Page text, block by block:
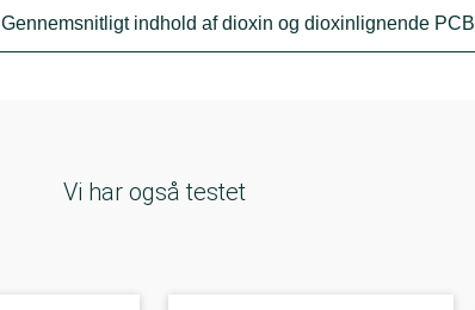
Gennemsnitligt indhold af dioxin og dioxinlignende PCB
Vi har også testet